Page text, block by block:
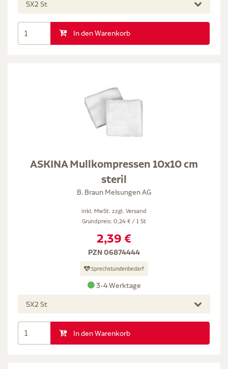
5X2 St
In den Warenkorb
ASKINA Mullkompressen 10x10 cm
steril
B. Braun Melsungen AG
inkl. MwSt. zzgl. Versand
Grundpreis: 0,24 € / 1 St
2,39 €
PZN 06874444
Sprechstundenbedarf
3-4 Werktage
5X2 St
In den Warenkorb